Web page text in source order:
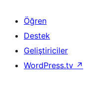
Öğren
Destek
Geliştiriciler
WordPress.tv ↗